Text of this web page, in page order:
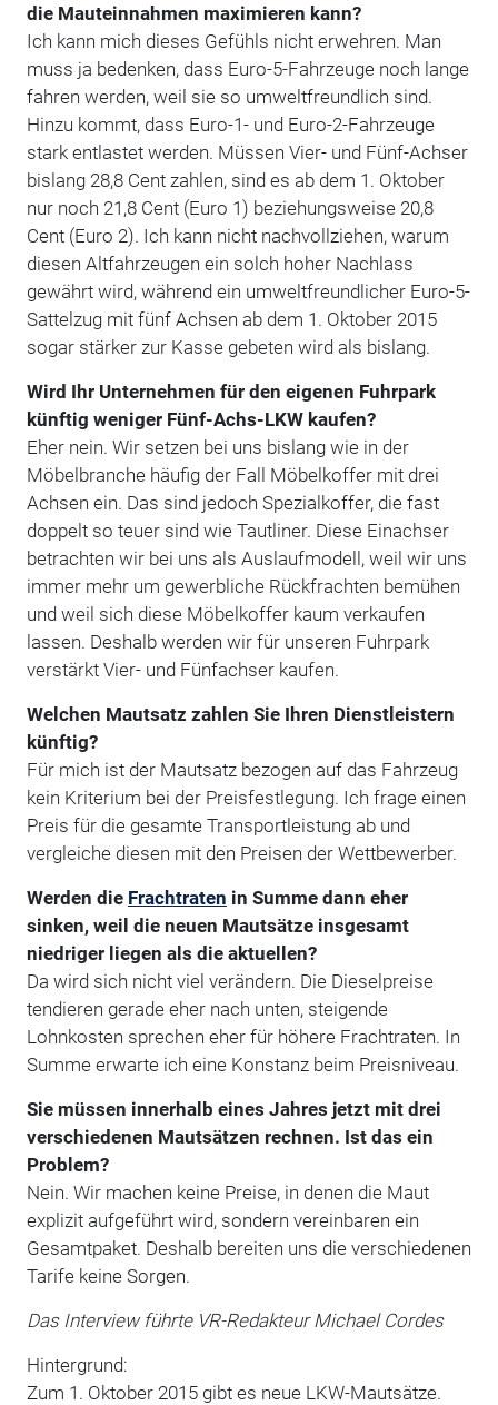
die Mauteinnahmen maximieren kann?
Ich kann mich dieses Gefühls nicht erwehren. Man
muss ja bedenken, dass Euro-5-Fahrzeuge noch lange
fahren werden, weil sie so umweltfreundlich sind.
Hinzu kommt, dass Euro-1- und Euro-2-Fahrzeuge
stark entlastet werden. Müssen Vier- und Fünf-Achser
bislang 28,8 Cent zahlen, sind es ab dem 1. Oktober
nur noch 21,8 Cent (Euro 1) beziehungsweise 20,8
Cent (Euro 2). Ich kann nicht nachvollziehen, warum
diesen Altfahrzeugen ein solch hoher Nachlass
gewährt wird, während ein umweltfreundlicher Euro-5-
Sattelzug mit fünf Achsen ab dem 1. Oktober 2015
sogar stärker zur Kasse gebeten wird als bislang.
Wird Ihr Unternehmen für den eigenen Fuhrpark
künftig weniger Fünf-Achs-LKW kaufen?
Eher nein. Wir setzen bei uns bislang wie in der
Möbelbranche häufig der Fall Möbelkoffer mit drei
Achsen ein. Das sind jedoch Spezialkoffer, die fast
doppelt so teuer sind wie Tautliner. Diese Einachser
betrachten wir bei uns als Auslaufmodell, weil wir uns
immer mehr um gewerbliche Rückfrachten bemühen
und weil sich diese Möbelkoffer kaum verkaufen
lassen. Deshalb werden wir für unseren Fuhrpark
verstärkt Vier- und Fünfachser kaufen.
Welchen Mautsatz zahlen Sie Ihren Dienstleistern
künftig?
Für mich ist der Mautsatz bezogen auf das Fahrzeug
kein Kriterium bei der Preisfestlegung. Ich frage einen
Preis für die gesamte Transportleistung ab und
vergleiche diesen mit den Preisen der Wettbewerber.
Werden die Frachtraten in Summe dann eher
sinken, weil die neuen Mautsätze insgesamt
niedriger liegen als die aktuellen?
Da wird sich nicht viel verändern. Die Dieselpreise
tendieren gerade eher nach unten, steigende
Lohnkosten sprechen eher für höhere Frachtraten. In
Summe erwarte ich eine Konstanz beim Preisniveau.
Sie müssen innerhalb eines Jahres jetzt mit drei
verschiedenen Mautsätzen rechnen. Ist das ein
Problem?
Nein. Wir machen keine Preise, in denen die Maut
explizit aufgeführt wird, sondern vereinbaren ein
Gesamtpaket. Deshalb bereiten uns die verschiedenen
Tarife keine Sorgen.
Das Interview führte VR-Redakteur Michael Cordes
Hintergrund:
Zum 1. Oktober 2015 gibt es neue LKW-Mautsätze.